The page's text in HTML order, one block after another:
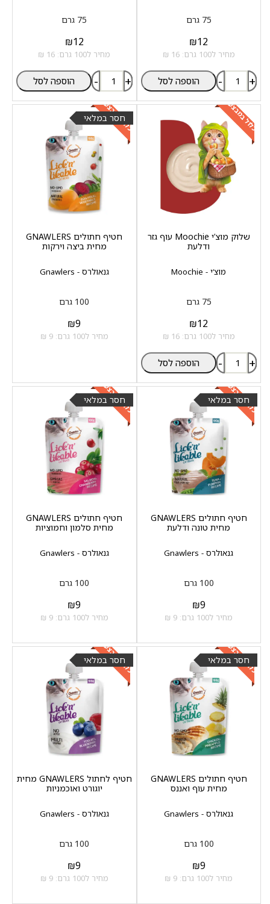
75 גרם
₪12
מחיר ל100 גרם: 16 ₪
- + הוספה לסל
75 גרם
₪12
מחיר ל100 גרם: 16 ₪
- + הוספה לסל
כלול במבצע
מוצ‘י - Moochie
שלוק מוצ‘י Moochie עוף גזר
ודלעת
75 גרם
₪12
מחיר ל100 גרם: 16 ₪
- + הוספה לסל
כלול במבצע
חסר במלאי
גנאולרס - Gnawlers
חטיף חתולים GNAWLERS
מחית ביצה וירקות
100 גרם
₪9
מחיר ל100 גרם: 9 ₪
כלול במבצע
חסר במלאי
גנאולרס - Gnawlers
חטיף חתולים GNAWLERS
מחית טונה ודלעת
100 גרם
₪9
מחיר ל100 גרם: 9 ₪
כלול במבצע
חסר במלאי
גנאולרס - Gnawlers
חטיף חתולים GNAWLERS
מחית סלמון וחמוציות
100 גרם
₪9
מחיר ל100 גרם: 9 ₪
כלול במבצע
חסר במלאי
גנאולרס - Gnawlers
חטיף חתולים GNAWLERS
מחית עוף ואננס
100 גרם
₪9
מחיר ל100 גרם: 9 ₪
כלול במבצע
חסר במלאי
גנאולרס - Gnawlers
חטיף לחתול GNAWLERS מחית
יוגורט ואוכמניות
100 גרם
₪9
מחיר ל100 גרם: 9 ₪